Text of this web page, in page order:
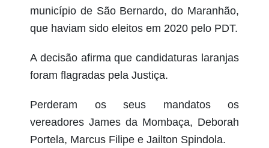
município de São Bernardo, do Maranhão,
que haviam sido eleitos em 2020 pelo PDT.
A decisão afirma que candidaturas laranjas
foram flagradas pela Justiça.
Perderam os seus mandatos os
vereadores James da Mombaça, Deborah
Portela, Marcus Filipe e Jailton Spindola.